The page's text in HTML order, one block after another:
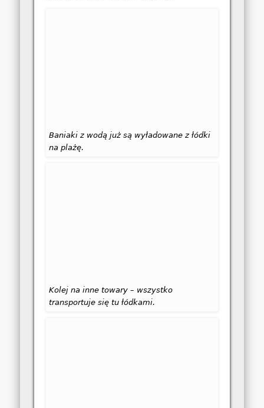
Baniaki z wodą już są wyładowane z łódki
na plażę.
Kolej na inne towary – wszystko
transportuje się tu łódkami.